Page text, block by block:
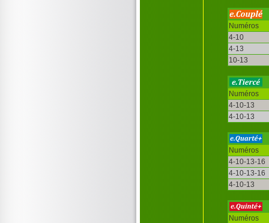
Numéros
4-10
4-13
10-13
Numéros
4-10-13
4-10-13
Numéros
4-10-13-16
4-10-13-16
4-10-13
Numéros